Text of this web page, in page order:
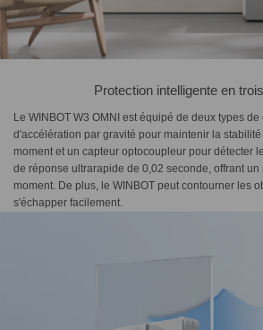
Protection intelligente en
Le WINBOT W3 OMNI est équipé de deux types
d'accélération par gravité pour maintenir la
moment et un capteur optocoupleur pour détecter
de réponse ultrarapide de 0,02 seconde, offrant
moment. De plus, le WINBOT peut contourner les
s'échapper facilement.